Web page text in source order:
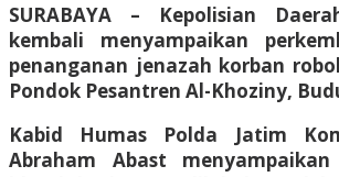
SURABAYA – Kepolisian
kembali menyampaikan
penanganan jenazah korban
Pondok Pesantren Al-Khoziny,
Kabid Humas Polda Jatim
Abraham Abast